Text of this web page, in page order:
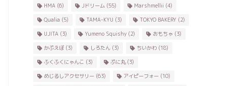
HMA(6) Jドリーム(55) Marshmellii (4)
Qualia (5) TAMA-KYU (3) TOKYO BAKERY(2)
UJITA(3) Yumeno Squishy(2) おもちゃ (3)
かぷえぼ(3) しろたん(3) ちいかわ(18)
ふくふくにゃんこ (3) ぷに丸(3)
めじるしアクセサリー(63) アイピーフォー(10)